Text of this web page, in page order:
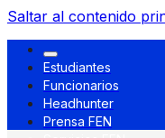
Saltar al contenido
Estudiantes
Funcionarios
Headhunter
Prensa FEN